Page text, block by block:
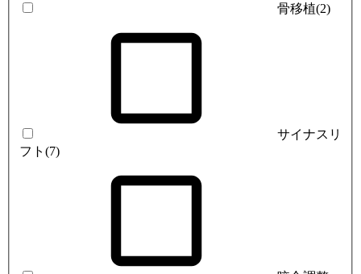
骨移植(2)
サイナスリ
フト (7)